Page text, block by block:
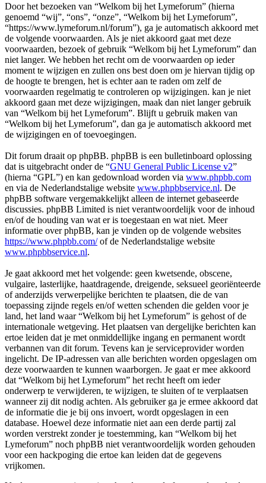
Door het bezoeken van “Welkom bij het Lymeforum” (hierna
genoemd “wij”, “ons”, “onze”, “Welkom bij het Lymeforum”,
“https://www.lymeforum.nl/forum”), ga je automatisch akkoord met
de volgende voorwaarden. Als je niet akkoord gaat met deze
voorwaarden, bezoek of gebruik “Welkom bij het Lymeforum” dan
niet langer. We hebben het recht om de voorwaarden op ieder
moment te wijzigen en zullen ons best doen om je hiervan tijdig op
de hoogte te brengen, het is echter aan te raden om zelf de
voorwaarden regelmatig te controleren op wijzigingen. kan je niet
akkoord gaan met deze wijzigingen, maak dan niet langer gebruik
van “Welkom bij het Lymeforum”. Blijft u gebruik maken van
“Welkom bij het Lymeforum”, dan ga je automatisch akkoord met
de wijzigingen en of toevoegingen.
Dit forum draait op phpBB. phpBB is een bulletinboard oplossing
dat is uitgebracht onder de “GNU General Public License v2”
(hierna “GPL”) en kan gedownload worden via www.phpbb.com
en via de Nederlandstalige website www.phpbbservice.nl. De
phpBB software vergemakkelijkt alleen de internet gebaseerde
discussies. phpBB Limited is niet verantwoordelijk voor de inhoud
en/of de houding van wat er is toegestaan en wat niet. Meer
informatie over phpBB, kan je vinden op de volgende websites
https://www.phpbb.com/of de Nederlandstalige website
www.phpbbservice.nl.
Je gaat akkoord met het volgende: geen kwetsende, obscene,
vulgaire, lasterlijke, haatdragende, dreigende, seksueel georiënteerde
of anderzijds verwerpelijke berichten te plaatsen, die de van
toepassing zijnde regels en/of wetten schenden die gelden voor je
land, het land waar “Welkom bij het Lymeforum” is gehost of de
internationale wetgeving. Het plaatsen van dergelijke berichten kan
ertoe leiden dat je met onmiddellijke ingang en permanent wordt
verbannen van dit forum. Tevens kan je serviceprovider worden
ingelicht. De IP-adressen van alle berichten worden opgeslagen om
deze voorwaarden te kunnen waarborgen. Je gaat er mee akkoord
dat “Welkom bij het Lymeforum” het recht heeft om ieder
onderwerp te verwijderen, te wijzigen, te sluiten of te verplaatsen
wanneer zij dit nodig achten. Als gebruiker ga je ermee akkoord dat
de informatie die je bij ons invoert, wordt opgeslagen in een
database. Hoewel deze informatie niet aan een derde partij zal
worden verstrekt zonder je toestemming, kan “Welkom bij het
Lymeforum” noch phpBB niet verantwoordelijk worden gehouden
voor een hackpoging die ertoe kan leiden dat de gegevens
vrijkomen.